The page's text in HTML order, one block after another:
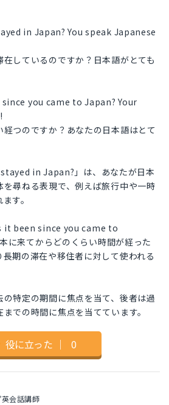
in Japan? You speak Japanese
在しているのですか？日本語がとても
you came to Japan? Your
経つのですか？あなたの日本語はとて
in Japan?」は、あなたが日本
を尋ねる表現で、例えば旅行中や一時
す。
it been since you came to
に来てからどのくらい時間が経った
期の滞在や移住者に対して使われる
特定の期間に焦点を当て、後者は過
での時間に焦点を当てています。
役に立った ｜ 0
会話講師